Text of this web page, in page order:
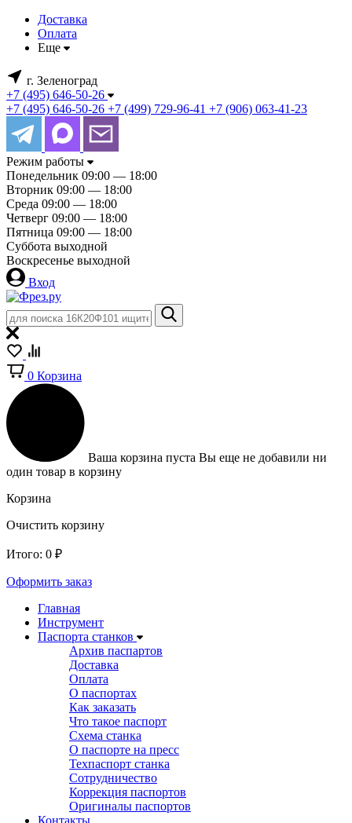
Доставка
Оплата
Еще
г. Зеленоград
+7 (495) 646-50-26
+7 (495) 646-50-26 +7 (499) 729-96-41 +7 (906) 063-41-23
Режим работы
Понедельник 09:00 — 18:00
Вторник 09:00 — 18:00
Среда 09:00 — 18:00
Четверг 09:00 — 18:00
Пятница 09:00 — 18:00
Суббота выходной
Воскресенье выходной
Вход
0 Корзина
Ваша корзина пуста Вы еще не добавили ни
один товар в корзину
Корзина
Очистить корзину
Итого: 0 ₽
Оформить заказ
Главная
Инструмент
Паспорта станков
Архив паспартов
Доставка
Оплата
О паспортах
Как заказать
Что такое паспорт
Схема станка
О паспорте на пресс
Техпаспорт станка
Сотрудничество
Коррекция паспортов
Оригиналы паспортов
Контакты